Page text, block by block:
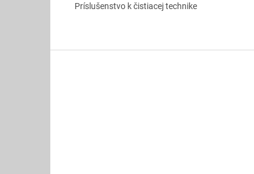
Príslušenstvo k čistiacej technike